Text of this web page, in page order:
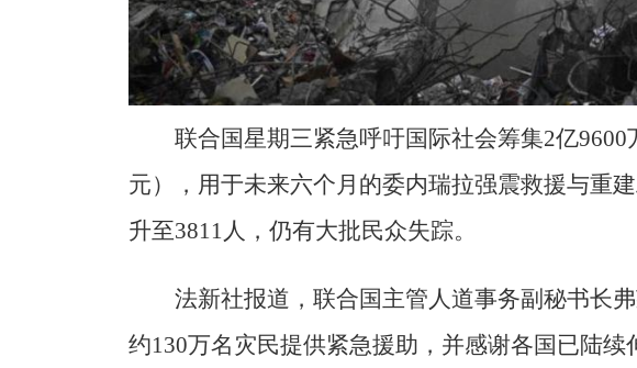
联合国星期三紧急呼吁国际社会筹集2亿9600
元），用于未来六个月的委内瑞拉强震救援与重
升至3811人，仍有大批民众失踪。
法新社报道，联合国主管人道事务副秘书长
约130万名灾民提供紧急援助，并感谢各国已陆续